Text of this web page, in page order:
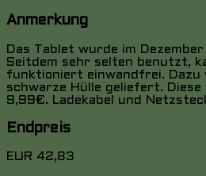
Anmerkung
Das Tablet wurde im
Seitdem sehr selten benutzt,
funktioniert einwandfrei. Dazu
schwarze Hülle geliefert.
9,99€. Ladekabel und
Endpreis
EUR 42,83